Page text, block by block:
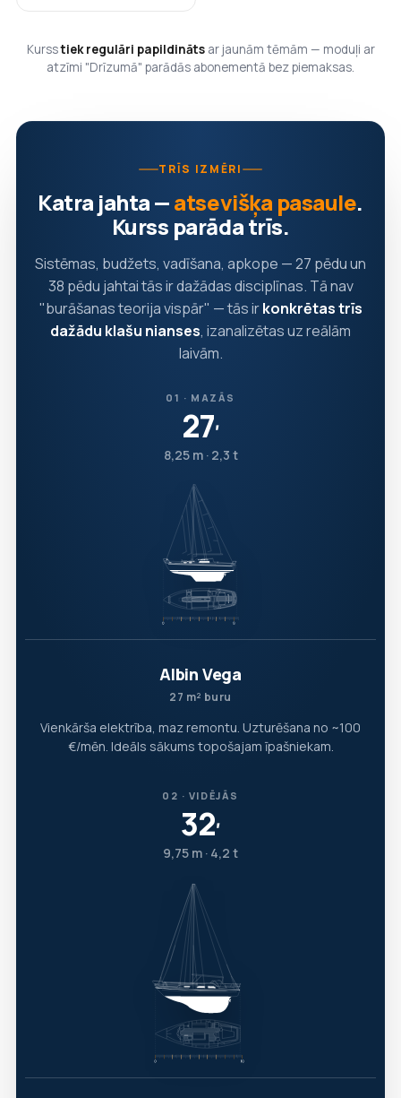
Kursstiek regulāri papildinātsar jaunām tēmām — moduļi ar
atzīmi "Drīzumā" parādās abonementā bez piemaksas.
TRĪS IZMĒRI
Katra jahta —atsevišķa pasaule.
Kurss parāda trīs.
Sistēmas, budžets, vadīšana, apkope — 27 pēdu un
38 pēdu jahtai tās ir dažādas disciplīnas. Tā nav
"burāšanas teorija vispār" — tās irkonkrētas trīs
dažādu klašu nianses, izanalizētas uz reālām
laivām.
01 · MAZĀS
27′
8,25 m · 2,3 t
Albin Vega
27 m² buru
Vienkārša elektrība, maz remontu. Uzturēšana no ~100
€/mēn. Ideāls sākums topošajam īpašniekam.
02 · VIDĒJĀS
32′
9,75 m · 4,2 t